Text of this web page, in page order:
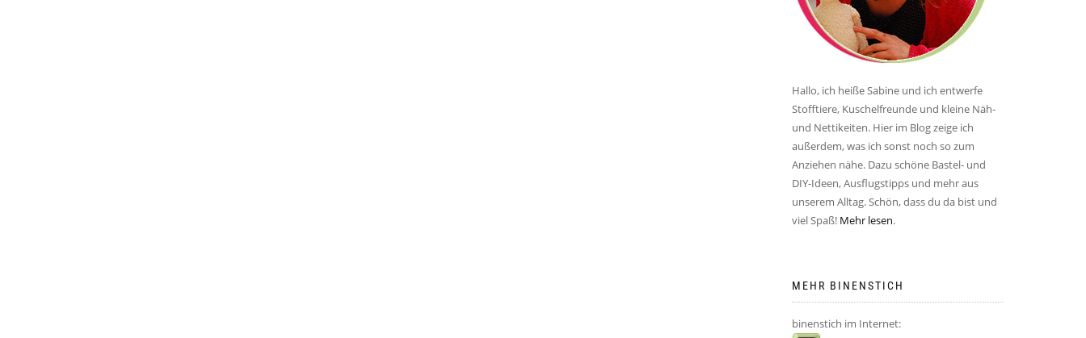
Hallo, ich heiße Sabine und ich entwerfe
Stofftiere, Kuschelfreunde und kleine Näh-
und Nettikeiten. Hier im Blog zeige ich
außerdem, was ich sonst noch so zum
Anziehen nähe. Dazu schöne Bastel- und
DIY-Ideen, Ausflugstipps und mehr aus
unserem Alltag. Schön, dass du da bist und
viel Spaß! Mehr lesen.
MEHR BINENSTICH
binenstich im Internet: